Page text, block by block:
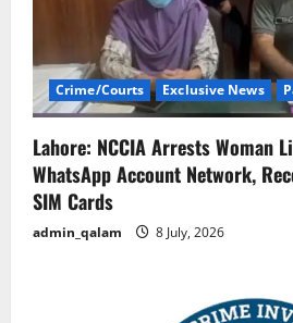
Crime/Courts Exclusive News
Lahore: NCCIA Arrests Woman
WhatsApp Account Network,
SIM Cards
admin_qalam 8 July, 2026